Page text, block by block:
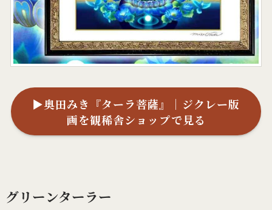
▶奥田みき『ターラ菩薩』｜ジクレー版
画を観稀舎ショップで見る
グリーンターラー